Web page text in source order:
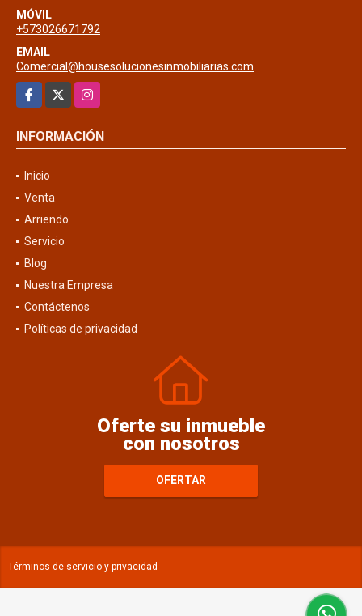
MÓVIL
+573026671792
EMAIL
Comercial@housesolucionesinmobiliarias.com
Facebook
Instagram
INFORMACIÓN
Inicio
Venta
Arriendo
Servicio
Blog
Nuestra Empresa
Contáctenos
Políticas de privacidad
Oferte su inmueble
con nosotros
OFERTAR
Términos de servicio y privacidad